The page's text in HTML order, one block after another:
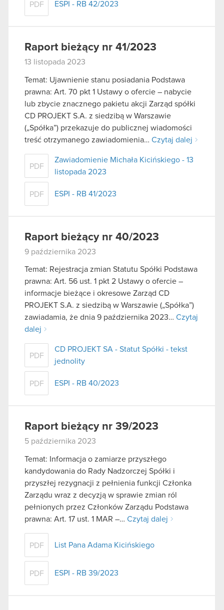
PDF ESPI - RB 42/2023
Raport bieżący nr 41/2023
13 listopada 2023
Temat: Ujawnienie stanu posiadania Podstawa
prawna: Art. 70 pkt 1 Ustawy o ofercie – nabycie
lub zbycie znacznego pakietu akcji Zarząd spółki
CD PROJEKT S.A. z siedzibą w Warszawie
(„Spółka”) przekazuje do publicznej wiadomości
treść otrzymanego zawiadomienia… Czytaj dalej
PDF
Zawiadomienie Michała Kicińskiego - 13
listopada 2023
PDF ESPI - RB 41/2023
Raport bieżący nr 40/2023
9 października 2023
Temat: Rejestracja zmian Statutu Spółki Podstawa
prawna: Art. 56 ust. 1 pkt 2 Ustawy o ofercie –
informacje bieżące i okresowe Zarząd CD
PROJEKT S.A. z siedzibą w Warszawie („Spółka”)
zawiadamia, że dnia 9 października 2023… Czytaj
dalej
PDF
CD PROJEKT SA - Statut Spółki - tekst
jednolity
PDF ESPI - RB 40/2023
Raport bieżący nr 39/2023
5 października 2023
Temat: Informacja o zamiarze przyszłego
kandydowania do Rady Nadzorczej Spółki i
przyszłej rezygnacji z pełnienia funkcji Członka
Zarządu wraz z decyzją w sprawie zmian ról
pełnionych przez Członków Zarządu Podstawa
prawna: Art. 17 ust. 1 MAR –… Czytaj dalej
PDF List Pana Adama Kicińskiego
PDF ESPI - RB 39/2023